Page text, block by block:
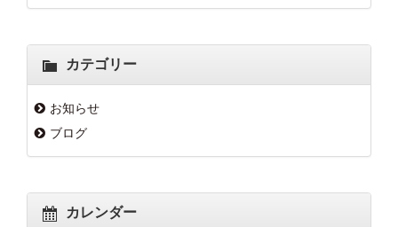
カテゴリー
お知らせ
ブログ
カレンダー